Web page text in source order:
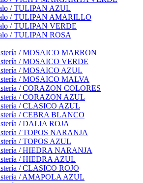
/ TULIPAN AZUL
/ TULIPAN AMARILLO
/ TULIPAN VERDE
/ TULIPAN ROSA
/ MOSAICO MARRON
/ MOSAICO VERDE
/ MOSAICO AZUL
/ MOSAICO MALVA
/ CORAZON COLORES
/ CORAZON AZUL
/ CLASICO AZUL
/ CEBRA BLANCO
/ DALIA ROJA
/ TOPOS NARANJA
/ TOPOS AZUL
/ HIEDRA NARANJA
/ HIEDRA AZUL
/ CLASICO ROJO
/ AMAPOLA AZUL